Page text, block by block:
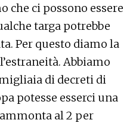
che ci possono essere
targa potrebbe
Per questo diamo la
Abbiamo
di decreti di
potesse esserci una
al 2 per